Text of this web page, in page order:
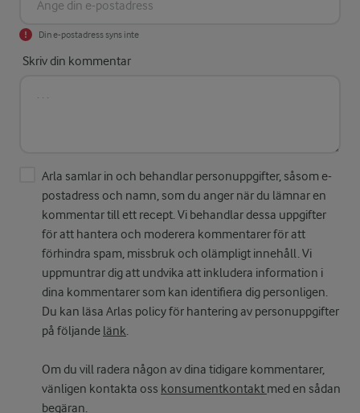
Din e-postadress syns inte
Skriv din kommentar
Arla samlar in och behandlar personuppgifter, såsom e-
postadress och namn, som du anger när du lämnar en
kommentar till ett recept. Vi behandlar dessa uppgifter
för att hantera och moderera kommentarer för att
förhindra spam, missbruk och olämpligt innehåll. Vi
uppmuntrar dig att undvika att inkludera information i
dina kommentarer som kan identifiera dig personligen.
Du kan läsa Arlas policy för hantering av personuppgifter
på följande länk.
Om du vill radera någon av dina tidigare kommentarer,
vänligen kontakta oss konsumentkontakt med en sådan
begäran.